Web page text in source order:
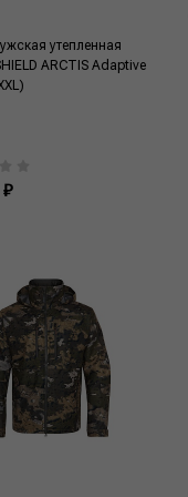
утепленная
ARCTIS Adaptive